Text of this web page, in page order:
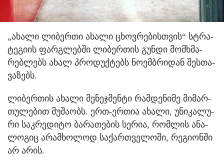
„ახა­ლი ლი­ბერ­თი ახა­ლი ცხოვ­რე­ბის­თვის“ სტრა­
ტე­გი­ის ფარ­გლებ­ში ლი­ბერ­თის გუნ­დი მომ­ხმა­
რებ­ლებს ახალ პრო­დუქ­ტებს ნო­ემ­ბრი­დან შეს­თა­
ვა­ზებს.
ლი­ბერ­თის ახა­ლი მე­ნე­ჯმენ­ტი რამ­დე­ნი­მე მი­მარ­
თუ­ლე­ბით მუ­შა­ობს. ერთ-ერ­თია ახა­ლი, უნი­კა­ლუ­
რი საკ­რე­დი­ტო ბა­რა­თე­ბის სე­რია, რომ­ლის ანა­
ლო­გიც არამ­ხო­ლოდ სა­ქარ­თვე­ლო­ში, რე­გი­ონ­ში
არ არის.